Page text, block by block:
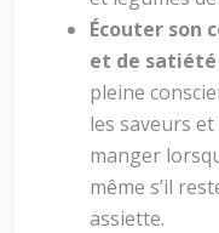
Écouter son
et de satiété
pleine
les saveurs
manger
même s’il
assiette.